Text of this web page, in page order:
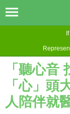
「聽心音
「心」頭
人陪伴就